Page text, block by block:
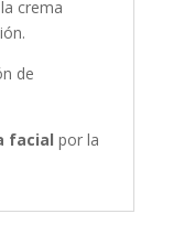
crema
de
facial por la